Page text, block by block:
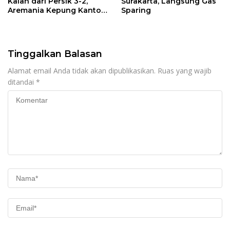
Aremania Kepung Kantor
Sparing
Tinggalkan Balasan
Alamat email Anda tidak akan dipublikasikan. Ruas yang wajib
ditandai *